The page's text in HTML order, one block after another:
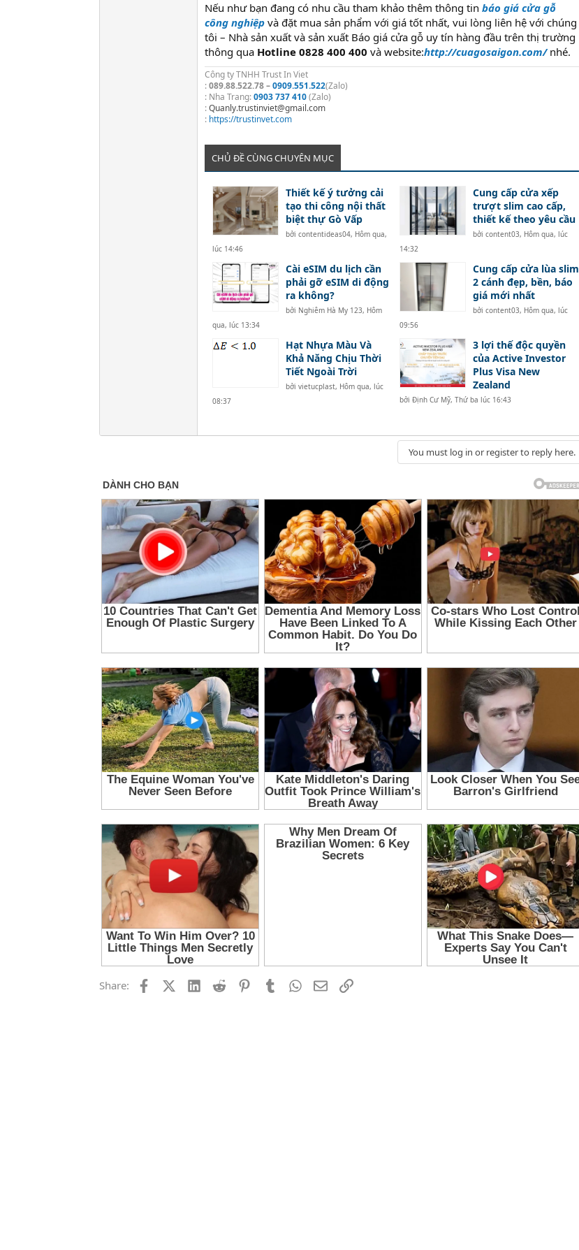
Nếu như bạn đang có nhu cầu tham khảo thêm thông tin báo giá cửa gỗ
công nghiệp và đặt mua sản phẩm với giá tốt nhất, vui lòng liên hệ với chúng
tôi – Nhà sản xuất và sản xuất Báo giá cửa gỗ uy tín hàng đầu trên thị trường
thông qua Hotline 0828 400 400 và website:http://cuagosaigon.com/nhé.
Công ty TNHH Trust In Viet
:089.88.522.78 –0909.551.522(Zalo)
: Nha Trang:0903 737 410(Zalo)
:Quanly.trustinviet@gmail.com
: https://trustinvet.com
CHỦ ĐỀ CÙNG CHUYÊN MỤC
Thiết kế ý tưởng cải
tạo thi công nội thất
biệt thự Gò Vấp
bởi contentideas04, Hôm qua,
lúc 14:46
Cung cấp cửa xếp
trượt slim cao cấp,
thiết kế theo yêu cầu
bởi content03, Hôm qua, lúc
14:32
Cài eSIM du lịch cần
phải gỡ eSIM di động
ra không?
bởi Nghiêm Hà My 123, Hôm
qua, lúc 13:34
Cung cấp cửa lùa slim
2 cánh đẹp, bền, báo
giá mới nhất
bởi content03, Hôm qua, lúc
09:56
Hạt Nhựa Màu Và
Khả Năng Chịu Thời
Tiết Ngoài Trời
bởi vietucplast, Hôm qua, lúc
08:37
3 lợi thế độc quyền
của Active Investor
Plus Visa New
Zealand
bởi Định Cư Mỹ, Thứ ba lúc 16:43
You must log in or register to reply here.
Share: FacebookX (Twitter)
LinkedInReddit PinterestTumblrWhatsApp
EmailLink